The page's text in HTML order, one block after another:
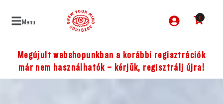
Menu 0
Megújult webshopunkban a korábbi regisztrációk
már nem használhatók – kérjük, regisztrálj újra!